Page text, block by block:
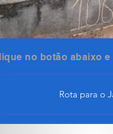
no botão abaixo
Rota para o